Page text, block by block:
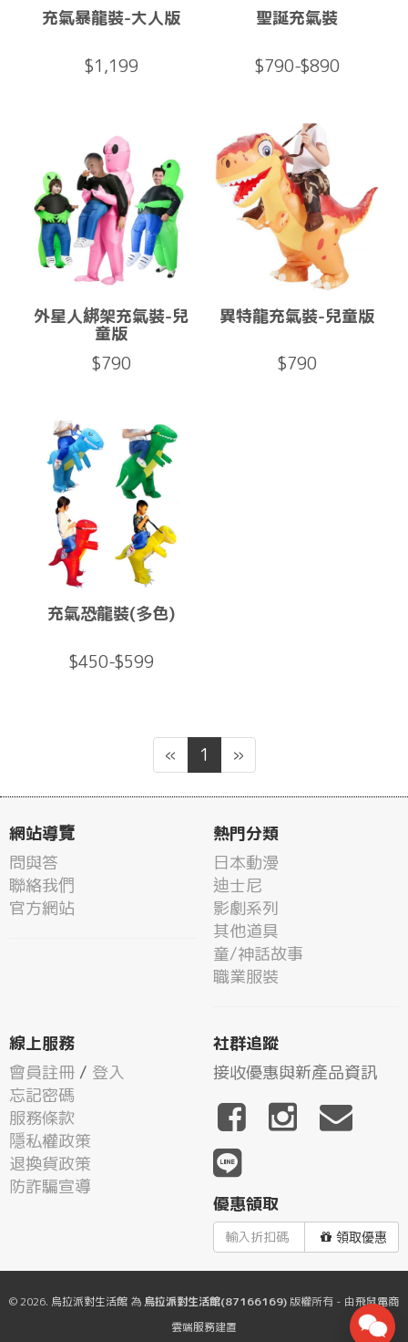
充氣暴龍裝-大人版
$1,199
聖誕充氣裝
$790-$890
外星人綁架充氣裝-兒
童版
$790
異特龍充氣裝-兒童版
$790
充氣恐龍裝(多色)
$450-$599
« 1 »
網站導覽
問與答
聯絡我們
官方網站
熱門分類
日本動漫
迪士尼
影劇系列
其他道具
童/神話故事
職業服裝
線上服務
會員註冊 / 登入
忘記密碼
服務條款
隱私權政策
退換貨政策
防詐騙宣導
社群追蹤
接收優惠與新產品資訊
優惠領取
領取優惠
© 2026. 烏拉派對生活館 為 烏拉派對生活館(87166169)版權所有 - 由飛鼠電商
雲端服務建置